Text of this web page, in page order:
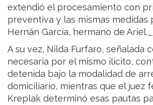
extendió el procesamiento con
preventiva y las mismas medidas
Hernán García, hermano de
A su vez, Nilda Furfaro, señalada
necesaria por el mismo ilícito,
detenida bajo la modalidad de
domiciliario, mientras que el juez
Kreplak determinó esas pautas